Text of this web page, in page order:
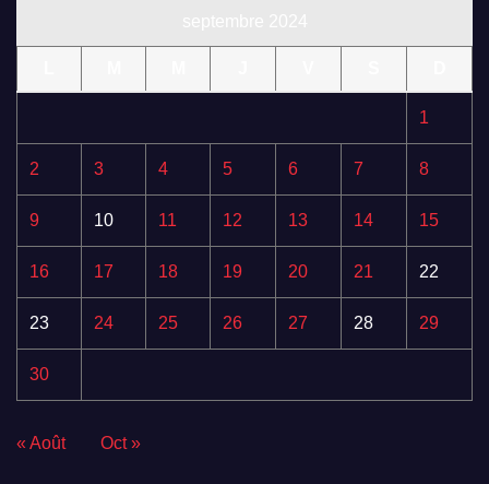
1
2 3 4 5 6 7 8
9 10 11 12 13 14 15
16 17 18 19 20 21 22
23 24 25 26 27 28 29
30
« Août Oct »